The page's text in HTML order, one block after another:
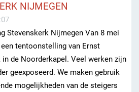
NIJMEGEN
Stevenskerk Nijmegen Van 8 mei
tentoonstelling van Ernst
in de Noorderkapel. Veel werken zijn
geexposeerd. We maken gebruik
mogelijkheden van de steigers